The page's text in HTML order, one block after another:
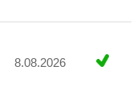
8.08.2026